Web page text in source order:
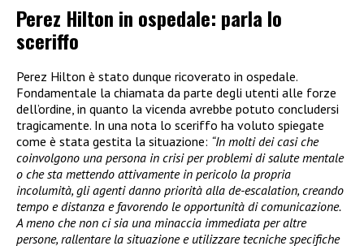
Perez Hilton in ospedale: parla lo
sceriffo
Perez Hilton è stato dunque ricoverato in ospedale.
Fondamentale la chiamata da parte degli utenti alle forze
dell’ordine, in quanto la vicenda avrebbe potuto concludersi
tragicamente. In una nota lo sceriffo ha voluto spiegate
come è stata gestita la situazione: “In molti dei casi che
coinvolgono una persona in crisi per problemi di salute mentale
o che sta mettendo attivamente in pericolo la propria
incolumità, gli agenti danno priorità alla de-escalation, creando
tempo e distanza e favorendo le opportunità di comunicazione.
A meno che non ci sia una minaccia immediata per altre
persone, rallentare la situazione e utilizzare tecniche specifiche